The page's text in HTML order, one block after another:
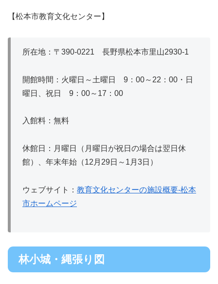
【松本市教育文化センター】
所在地：〒390‐0221 長野県松本市里山2930‐1
開館時間：火曜日～土曜日 9：00～22：00・日
曜日、祝日 9：00～17：00
入館料：無料
休館日：月曜日（月曜日が祝日の場合は翌日休
館）、年末年始（12月29日～1月3日）
ウェブサイト： 教育文化センターの施設概要‐松本
市ホームページ
林小城・縄張り図